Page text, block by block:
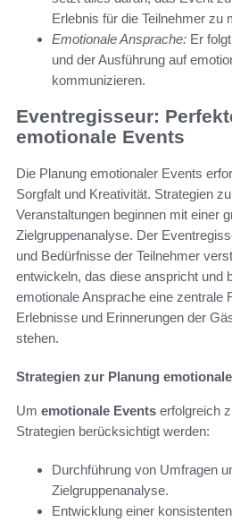
Erlebnis für die Teilnehmer zu
Emotionale Ansprache: Er
und der Ausführung auf
kommunizieren.
Eventregisseur:
emotionale Events
Die Planung emotionaler Events
Sorgfalt und Kreativität. Strategien
Veranstaltungen beginnen mit einer
Zielgruppenanalyse. Der
und Bedürfnisse der Teilnehmer
entwickeln, das diese anspricht und
emotionale Ansprache eine zentrale
Erlebnisse und Erinnerungen der
stehen.
Strategien zur Planung
Um emotionale Events erfolgreich
Strategien berücksichtigt werden:
Durchführung von Umfragen
Zielgruppenanalyse.
Entwicklung einer konsistenten